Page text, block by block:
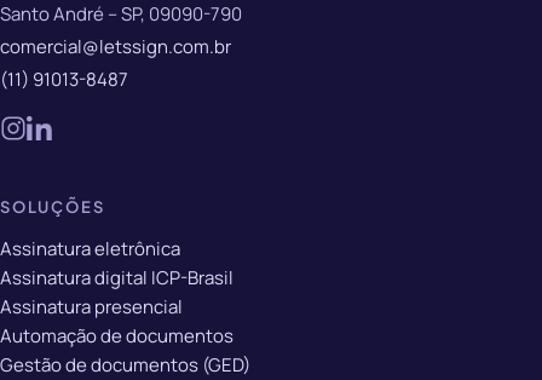
Santo André – SP, 09090-790
comercial@letssign.com.br
(11) 91013-8487
SOLUÇÕES
Assinatura eletrônica
Assinatura digital ICP-Brasil
Assinatura presencial
Automação de documentos
Gestão de documentos (GED)